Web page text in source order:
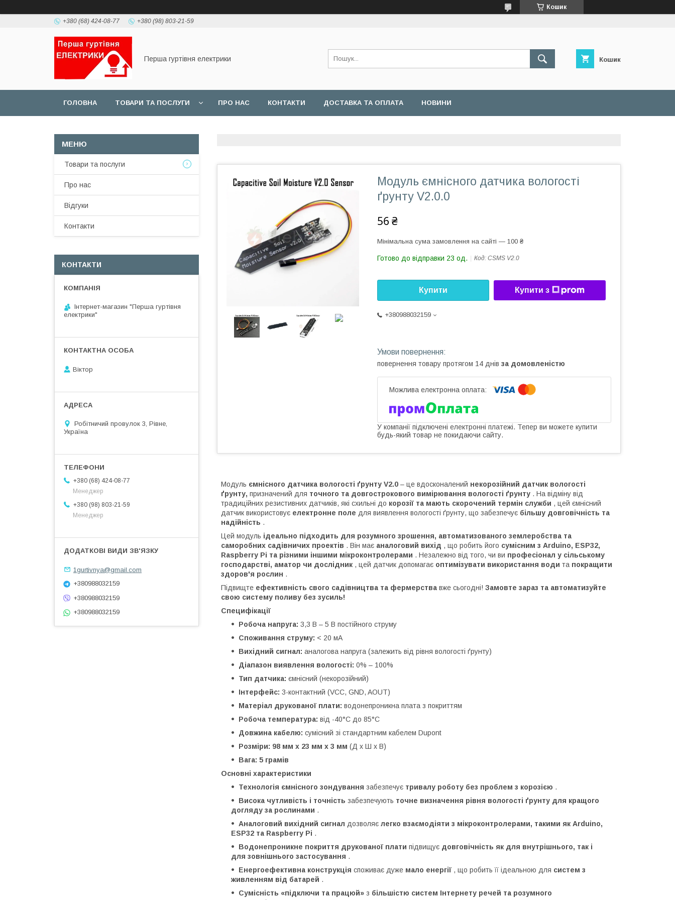
Кошик
+380 (68) 424-08-77 +380 (98) 803-21-59
Перша гуртівня електрики Кошик
ГОЛОВНА ТОВАРИ ТА ПОСЛУГИ ПРО НАС КОНТАКТИ ДОСТАВКА ТА ОПЛАТА НОВИНИ
Модуль ємнісного датчика вологості
ґрунту V2.0.0
56 ₴
Мінімальна сума замовлення на сайті — 100 ₴
Готово до відправки 23 од. Код: CSMS V2.0
Купити Купити з
+380988032159
повернення товару протягом 14 днів за домовленістю
У компанії підключені електронні платежі. Тепер ви можете купити
будь-який товар не покидаючи сайту.
Модуль ємнісного датчика вологості ґрунту V2.0 – це вдосконалений некорозійний датчик вологості
ґрунту, призначений для точного та довгострокового вимірювання вологості ґрунту . На відміну від
традиційних резистивних датчиків, які схильні до корозії та мають скорочений термін служби , цей ємнісний
датчик використовує електронне поле для виявлення вологості ґрунту, що забезпечує більшу довговічність та
надійність .
Цей модуль ідеально підходить для розумного зрошення, автоматизованого землеробства та
саморобних садівничих проектів . Він має аналоговий вихід , що робить його сумісним з Arduino, ESP32,
Raspberry Pi та різними іншими мікроконтролерами . Незалежно від того, чи ви професіонал у сільському
господарстві, аматор чи дослідник , цей датчик допомагає оптимізувати використання води та покращити
здоров'я рослин .
Підвищте ефективність свого садівництва та фермерства вже сьогодні! Замовте зараз та автоматизуйте
свою систему поливу без зусиль!
Специфікації
Робоча напруга: 3,3 В – 5 В постійного струму
Споживання струму: < 20 мА
Вихідний сигнал: аналогова напруга (залежить від рівня вологості ґрунту)
Діапазон виявлення вологості: 0% – 100%
Тип датчика: ємнісний (некорозійний)
Інтерфейс: 3-контактний (VCC, GND, AOUT)
Матеріал друкованої плати: водонепроникна плата з покриттям
Робоча температура: від -40°C до 85°C
Довжина кабелю: сумісний зі стандартним кабелем Dupont
Розміри: 98 мм x 23 мм x 3 мм (Д x Ш x В)
Вага: 5 грамів
Основні характеристики
Технологія ємнісного зондування забезпечує тривалу роботу без проблем з корозією .
Висока чутливість і точність забезпечують точне визначення рівня вологості ґрунту для кращого
догляду за рослинами .
Аналоговий вихідний сигнал дозволяє легко взаємодіяти з мікроконтролерами, такими як Arduino,
ESP32 та Raspberry Pi .
Водонепроникне покриття друкованої плати підвищує довговічність як для внутрішнього, так і
для зовнішнього застосування .
Енергоефективна конструкція споживає дуже мало енергії , що робить її ідеальною для систем з
живленням від батарей .
Сумісність «підключи та працюй» з більшістю систем Інтернету речей та розумного
Товари та послуги
Про нас
Відгуки
Контакти
КОНТАКТИ
Інтернет-магазин "Перша гуртівня
електрики"
Віктор
Робітничий провулок 3, Рівне,
Україна
+380 (68) 424-08-77
Менеджер
+380 (98) 803-21-59
Менеджер
1gurtivnya@gmail.com
+380988032159
+380988032159
+380988032159